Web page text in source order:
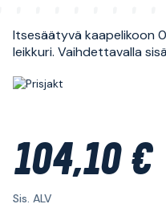
Itsesäätyvä kaapelikoon
leikkuri. Vaihdettavalla
104,10 €
Sis. ALV